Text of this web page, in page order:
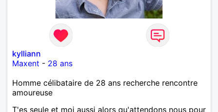
kylliann
Maxent - 28 ans
Homme célibataire de 28 ans recherche rencontre
amoureuse
T'es seule et moi aussi alors qu'attendons nous pour